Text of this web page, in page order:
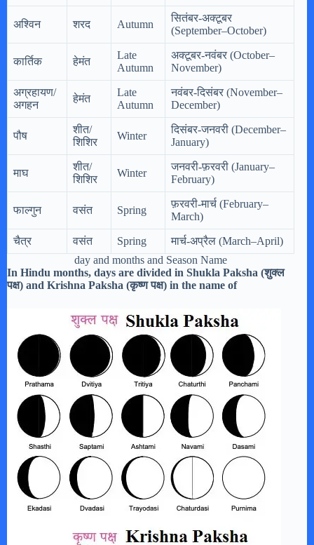
अश्विन शरद Autumn
सितंबर-अक्टूबर
(September–October)
कार्तिक हेमंत
Late
Autumn
अक्टूबर-नवंबर (October–
November)
अग्रहायण/
अगहन
हेमंत
Late
Autumn
नवंबर-दिसंबर (November–
December)
पौष
शीत/
शिशिर
Winter
दिसंबर-जनवरी (December–
January)
माघ
शीत/
शिशिर
Winter
जनवरी-फ़रवरी (January–
February)
फाल्गुन वसंत Spring
फ़रवरी-मार्च (February–
March)
चैत्र वसंत Spring
मार्च-अप्रैल (March–April)
day and months and Season Name
In Hindu months, days are divided in Shukla Paksha (शुक्ल
पक्ष) and Krishna Paksha (कृष्ण पक्ष) in the name of